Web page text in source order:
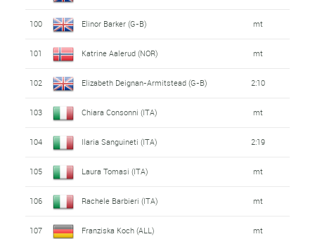
100 Elinor Barker (G-B) mt
101 Katrine Aalerud (NOR) mt
102 Elizabeth Deignan-Armitstead (G-B) 2:10
103 Chiara Consonni (ITA) mt
104 Ilaria Sanguineti (ITA) 2:19
105 Laura Tomasi (ITA) mt
106 Rachele Barbieri (ITA) mt
107 Franziska Koch (ALL) mt